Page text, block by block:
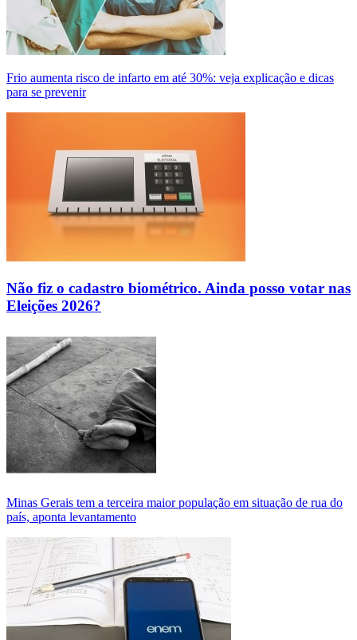
Frio aumenta risco de infarto em até 30%: veja explicação e dicas
para se prevenir
Não fiz o cadastro biométrico. Ainda posso votar nas
Eleições 2026?
Minas Gerais tem a terceira maior população em situação de rua do
país, aponta levantamento